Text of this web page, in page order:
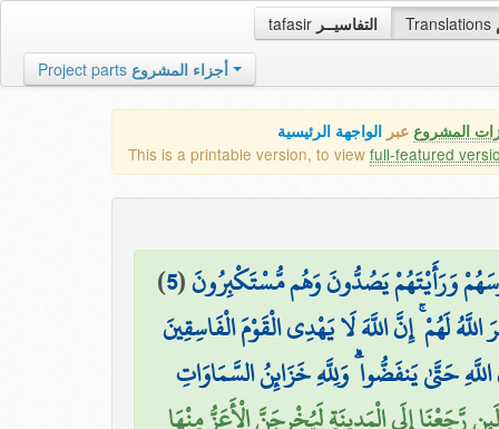
tafasir التفاسيــر Translations
Project parts أجزاء المشروع
المشروع عبر الواجهة الرئيسية
This is a printable version, to view full-featured
وَرَأَيْتَهُمْ يَصُدُّونَ وَهُم مُّسْتَكْبِرُونَ(
5
)
لَهُمْ ۚ إِنَّ اللَّهَ لَا يَهْدِي الْقَوْمَ الْفَاسِقِينَ
حَتَّىٰ يَنفَضُّوا ۗ وَلِلَّهِ خَزَائِنُ السَّمَاوَاتِ
رَّجَعْنَا إِلَى الْمَدِينَةِ لَيُخْرِجَنَّ الْأَعَزُّ مِنْهَا